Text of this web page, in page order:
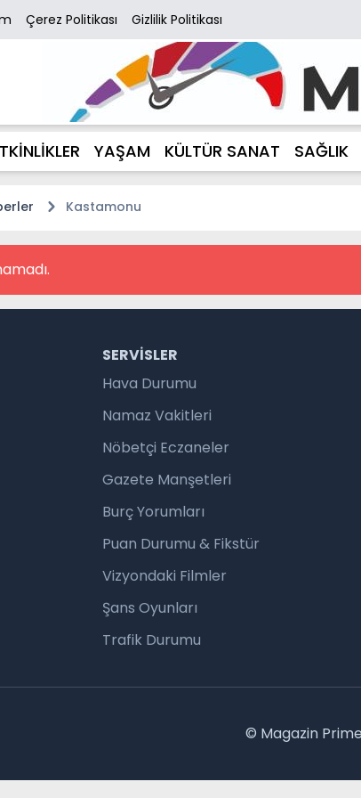
Çerez Politikası Gizlilik Politikası
YAŞAM KÜLTÜR SANAT SAĞLIK
Kastamonu
SERVISLER
Hava Durumu
Namaz Vakitleri
Nöbetçi Eczaneler
Gazete Manşetleri
Burç Yorumları
Puan Durumu & Fikstür
Vizyondaki Filmler
Şans Oyunları
Trafik Durumu
© Magazin Prime